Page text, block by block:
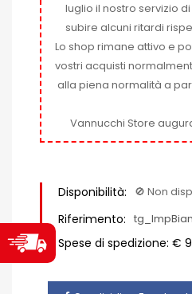
luglio il nostro servizio
subire alcuni ritardi
Lo shop rimane attivo e
vostri acquisti
alla piena normalità a
Vannucchi Store
Disponibilità: 🚫​ Non
Riferimento:
Spese di spedizione: €